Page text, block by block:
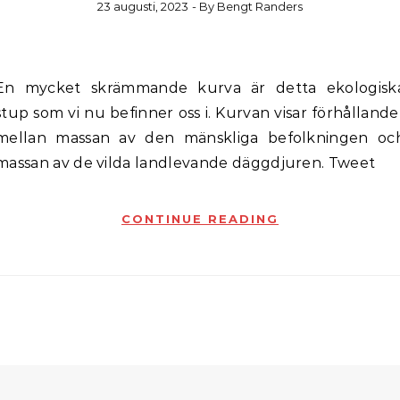
23 augusti, 2023 - By Bengt Randers
ekologiska
som vi nu befinner oss i. Kurvan visar
massan av den mänskliga befolkningen
av de vilda landlevande däggdjuren. Tweet
CONTINUE READING